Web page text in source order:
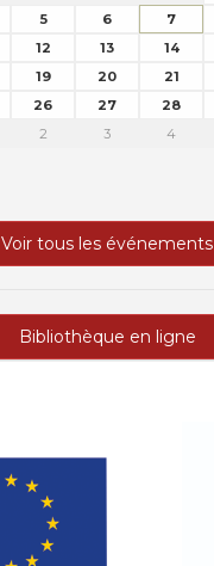
5 6 7
12 13 14
19 20 21
26 27 28
2 3 4
Voir tous les événements
Bibliothèque en ligne